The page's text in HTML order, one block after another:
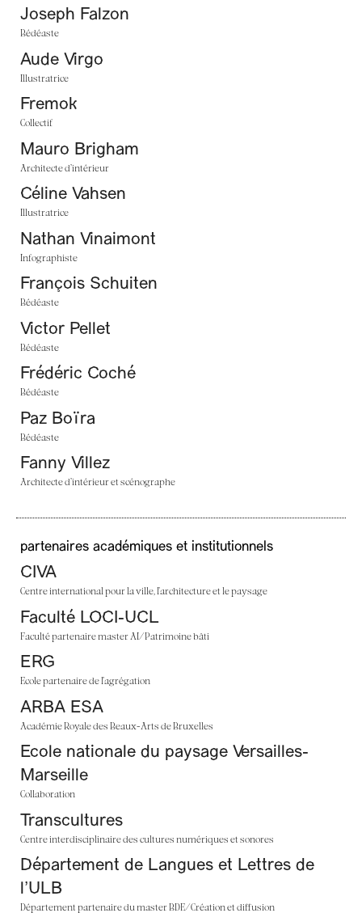
Joseph Falzon
Bédéaste
Aude Virgo
Illustratrice
Fremok
Collectif
Mauro Brigham
Architecte d’intérieur
Céline Vahsen
Illustratrice
Nathan Vinaimont
Infographiste
François Schuiten
Bédéaste
Victor Pellet
Bédéaste
Frédéric Coché
Bédéaste
Paz Boïra
Bédéaste
Fanny Villez
Architecte d’intérieur et scénographe
partenaires académiques et institutionnels
CIVA
Centre international pour la ville, l’architecture et le paysage
Faculté LOCI-UCL
Faculté partenaire master AI/Patrimoine bâti
ERG
Ecole partenaire de l’agrégation
ARBA ESA
Académie Royale des Beaux-Arts de Bruxelles
Ecole nationale du paysage Versailles-
Marseille
Collaboration
Transcultures
Centre interdisciplinaire des cultures numériques et sonores
Département de Langues et Lettres de
l’ULB
Département partenaire du master BDE/Création et diffusion